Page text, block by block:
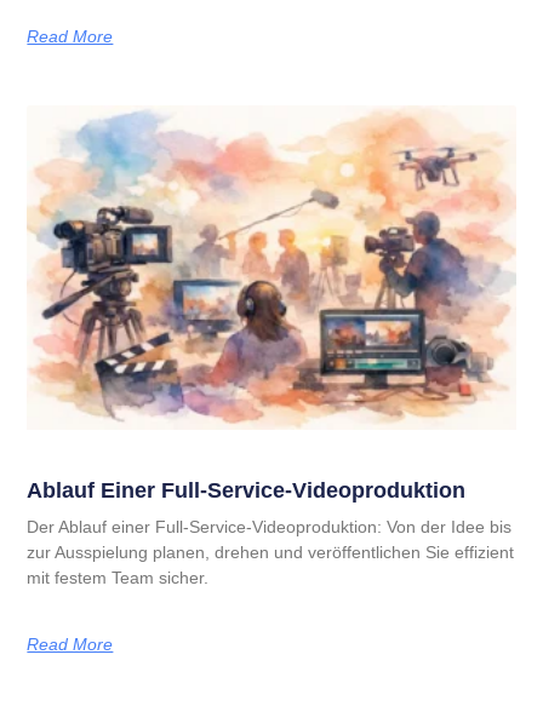
Read More
Ablauf Einer Full-Service-Videoproduktion
Der Ablauf einer Full-Service-Videoproduktion: Von der Idee bis
zur Ausspielung planen, drehen und veröffentlichen Sie effizient
mit festem Team sicher.
Read More